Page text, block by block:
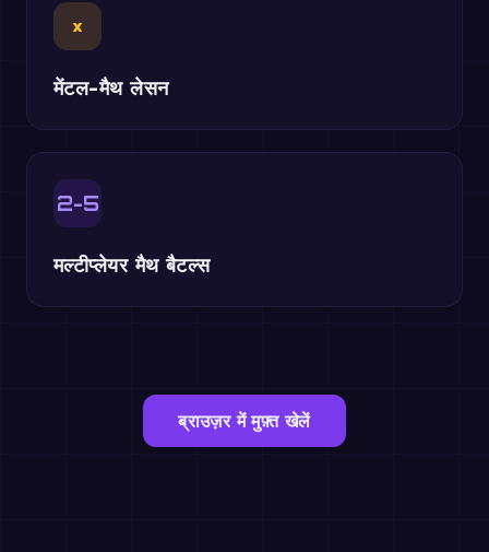
×
मेंटल-मैथ लेसन
2-5
मल्टीप्लेयर मैथ बैटल्स
ब्राउज़र में मुफ़्त खेलें